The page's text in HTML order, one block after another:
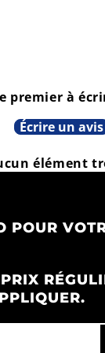
premier à
Écrire un avis
élément
POUR